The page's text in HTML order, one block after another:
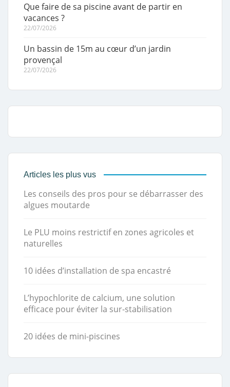
Que faire de sa piscine avant de partir en
vacances ?
22/07/2026
Un bassin de 15m au cœur d’un jardin
provençal
22/07/2026
Articles les plus vus
Les conseils des pros pour se débarrasser des
algues moutarde
Le PLU moins restrictif en zones agricoles et
naturelles
10 idées d’installation de spa encastré
L’hypochlorite de calcium, une solution
efficace pour éviter la sur-stabilisation
20 idées de mini-piscines